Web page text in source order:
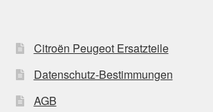
Citroën Peugeot Ersatzteile
Datenschutz-Bestimmungen
AGB